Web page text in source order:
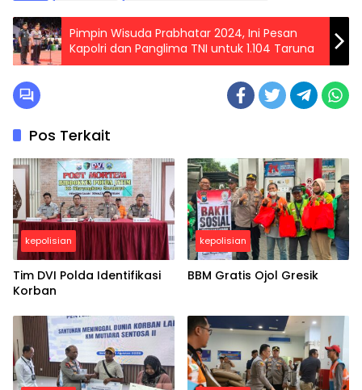
Pimpin Wisuda Prabhatar 2024, Ini Pesan
Kapolri dan Panglima TNI untuk 1.104 Taruna
Pos Terkait
kepolisian
Tim DVI Polda Identifikasi
Korban
kepolisian
BBM Gratis Ojol Gresik